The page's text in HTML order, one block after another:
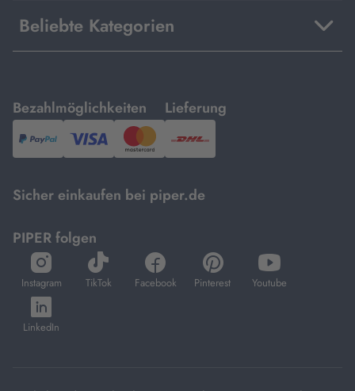
Beliebte Kategorien
Bezahlmöglichkeiten
mit
PayPal,Visa
und
Lieferung
mit
DHL.
Sicher einkaufen bei piper.de
PIPER folgen
Instagram
öffnet
in
neuem
Tab
TikTok
öffnet
in
Facebook
öffnet
in
Pinterest
öffnet
in
Youtube
öffnet
in
LinkedIn
öffnet
in